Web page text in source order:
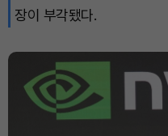
TRON (TRX)
Hyperliquid (HYPE)
Dogecoin (DOGE)
장이 부각됐다.